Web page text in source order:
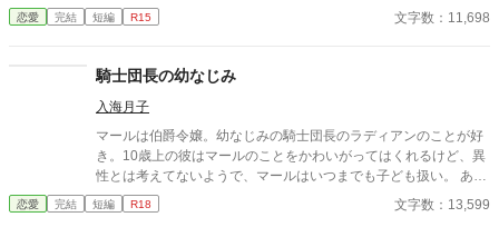
てきた。 そんな彼を助けようと隣室へと続く扉を開けたラウニが
目にしたのは――。
恋愛 完結 短編 R15 文字数：11,698
騎士団長の幼なじみ
入海月子
マールは伯爵令嬢。幼なじみの騎士団長のラディアンのことが好
き。10歳上の彼はマールのことをかわいがってはくれるけど、異
性とは考えてないようで、マールはいつまでも子ども扱い。 あれ
これ誘惑してみるものの、笑ってかわされる。 ある日、マールに
縁談が来て……。 歳の差、体格差、身分差を書いてみたかったの
恋愛 完結 短編 R18 文字数：13,599